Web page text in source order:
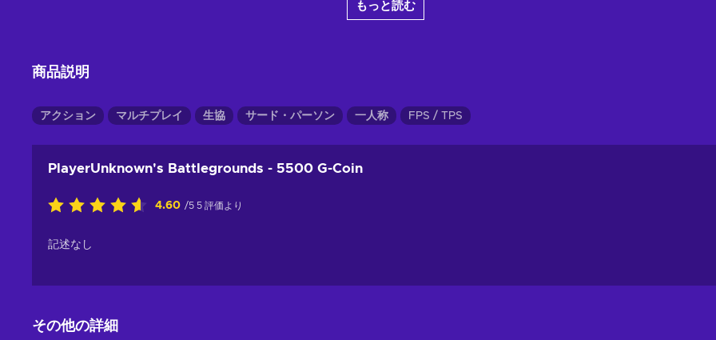
もっと読む
商品説明
アクション マルチプレイ 生協 サード・パーソン 一人称 FPS / TPS
PlayerUnknown's Battlegrounds - 5500 G-Coin
4.60 /5 5 評価より
記述なし
その他の詳細